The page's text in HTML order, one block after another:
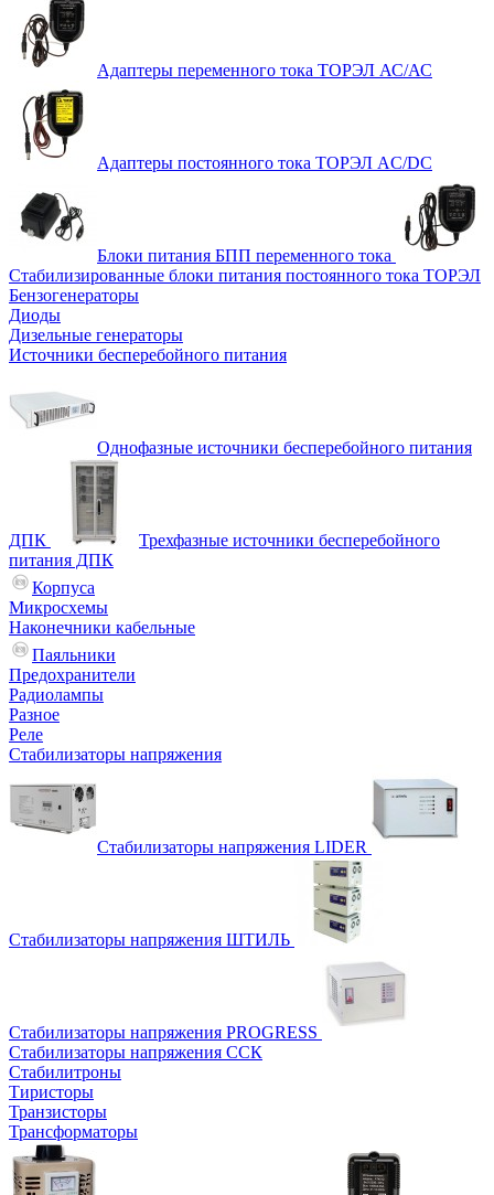
Адаптеры переменного тока ТОРЭЛ АС/АС
Адаптеры постоянного тока ТОРЭЛ AC/DC
Блоки питания БПП переменного тока
Стабилизированные блоки питания постоянного тока ТОРЭЛ
Бензогенераторы
Диоды
Дизельные генераторы
Источники бесперебойного питания
Однофазные источники бесперебойного питания
ДПК
Трехфазные источники бесперебойного
питания ДПК
Корпуса
Микросхемы
Наконечники кабельные
Паяльники
Предохранители
Радиолампы
Разное
Реле
Стабилизаторы напряжения
Стабилизаторы напряжения LIDER
Стабилизаторы напряжения ШТИЛЬ
Стабилизаторы напряжения PROGRESS
Стабилизаторы напряжения ССК
Стабилитроны
Тиристоры
Транзисторы
Трансформаторы